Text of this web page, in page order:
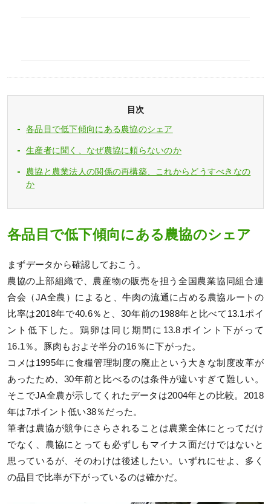
目次
各品目で低下傾向にある農協のシェア
生産者に聞く、なぜ農協に頼らないのか
農協と農業法人の関係の再構築、これからどうすべきなの
か
各品目で低下傾向にある農協のシェア
まずデータから確認しておこう。
農協の上部組織で、農産物の販売を担う全国農業協同組合連
合会（JA全農）によると、牛肉の流通に占める農協ルートの
比率は2018年で40.6％と、30年前の1988年と比べて13.1ポイ
ント低下した。鶏卵は同じ期間に13.8ポイント下がって
16.1％。豚肉もおよそ半分の16％に下がった。
コメは1995年に食糧管理制度の廃止という大きな制度改革が
あったため、30年前と比べるのは条件が違いすぎて難しい。
そこでJA全農が示してくれたデータは2004年との比較。2018
年は7ポイント低い38％だった。
筆者は農協が競争にさらされることは農業全体にとってだけ
でなく、農協にとっても必ずしもマイナス面だけではないと
思っているが、そのわけは後述したい。いずれにせよ、多く
の品目で比率が下がっているのは確かだ。